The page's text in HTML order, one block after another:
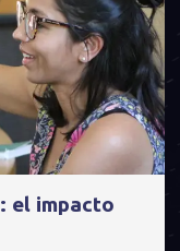
el impacto